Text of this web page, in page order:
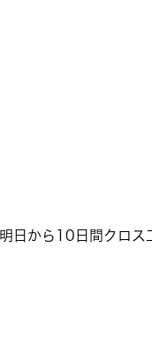
日から10日間クロス